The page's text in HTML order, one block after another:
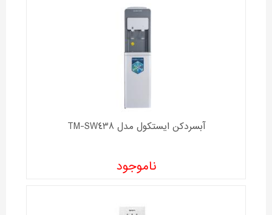
آبسردکن ايستکول مدل TM-SW438
ناموجود